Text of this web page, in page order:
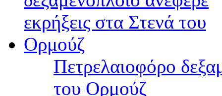
Πετρελαιοφόρο
του Ορμούζ